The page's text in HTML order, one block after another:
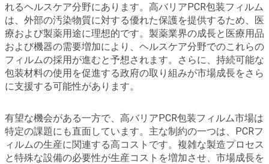
れるヘルスケア分野にあります。高バリアPCR包装フィルム
は、外部の汚染物質に対する優れた保護を提供するため、医
療および製薬用途に理想的です。製薬業界の成長と医療用品
および機器の需要増加により、ヘルスケア分野でのこれらの
フィルムの採用が進むと予想されます。さらに、持続可能な
包装材料の使用を促進する政府の取り組みが市場成長をさら
に支援する可能性があります。
有望な機会がある一方で、高バリアPCR包装フィルム市場は
特定の課題にも直面しています。主な制約の一つは、PCRフ
ィルムの生産に関連する高コストです。複雑な製造プロセス
と特殊な設備の必要性が生産コストを増加させ、市場成長を